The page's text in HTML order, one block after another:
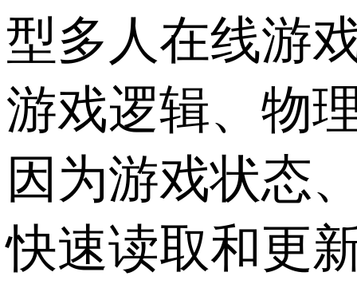
型多人在线游
游戏逻辑、物
因为游戏状态
快速读取和更